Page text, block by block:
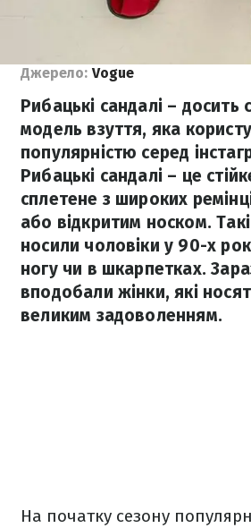
Джерело: Vogue
Рибацькі сандалі – досить
модель взуття, яка
популярністю серед
Рибацькі сандалі – це
сплетене з широких
або відкритим носком.
носили чоловіки у 90-х
ногу чи в шкарпетках.
вподобали жінки, які
великим задоволенням.
На початку сезону